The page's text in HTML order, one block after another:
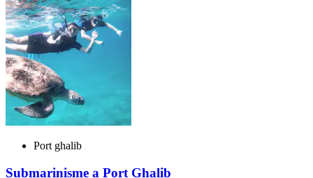
Port ghalib
Submarinisme a Port Ghalib